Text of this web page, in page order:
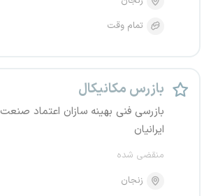
تمام وقت
بازرس مکانیکال
بازرسی فنی بهینه سازان اعتماد صنعت
ایرانیان
منقضی شده
زنجان